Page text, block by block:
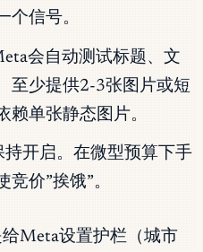
个信号。
会自动测试标题、文
至少提供2-3张图片或短
赖单张静态图片。
持开启。在微型预算下手
价”挨饿”。
Meta设置护栏（城市